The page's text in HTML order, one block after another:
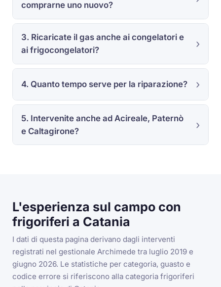
comprarne uno nuovo?
3. Ricaricate il gas anche ai congelatori e
ai frigocongelatori?
4. Quanto tempo serve per la riparazione?
5. Intervenite anche ad Acireale, Paternò
e Caltagirone?
L'esperienza sul campo con
frigoriferi a Catania
I dati di questa pagina derivano dagli interventi
registrati nel gestionale Archimede tra luglio 2019 e
giugno 2026. Le statistiche per categoria, guasto e
codice errore si riferiscono alla categoria frigoriferi